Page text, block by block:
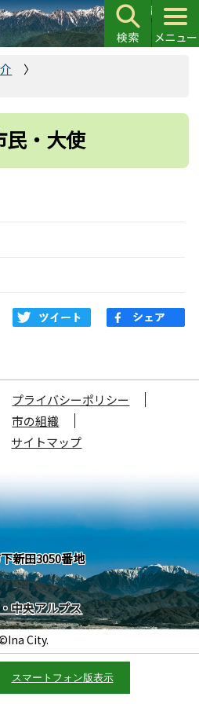
民・大使
プライバシーポリシー
市の組織
サイトマップ
新田3050番地
中央アルプス
City.
スマートフォン版表示